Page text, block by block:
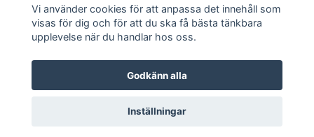
Sociala medier
© 2026 Takprofiler.se
Vi använder cookies för att anpassa det innehåll som
visas för dig och för att du ska få bästa tänkbara
upplevelse när du handlar hos oss.
Godkänn alla
Inställningar